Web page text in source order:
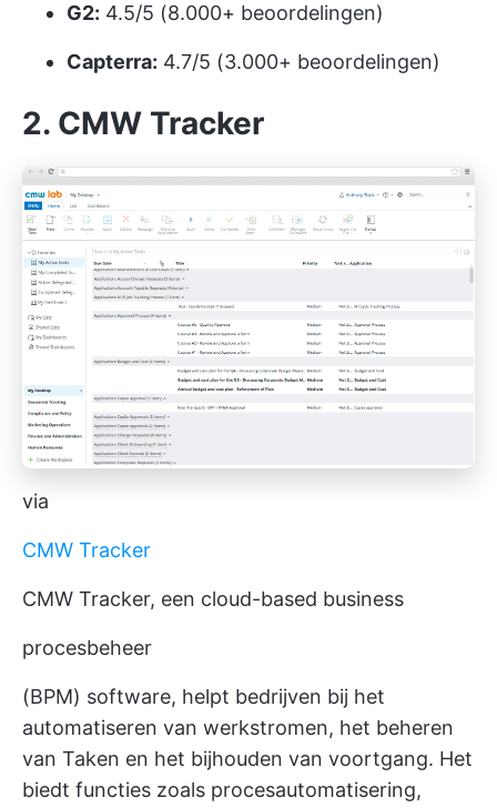
G2: 4.5/5 (8.000+ beoordelingen)
Capterra: 4.7/5 (3.000+ beoordelingen)
2. CMW Tracker
via
CMW Tracker
CMW Tracker, een cloud-based business
procesbeheer
(BPM) software, helpt bedrijven bij het
automatiseren van werkstromen, het beheren
van Taken en het bijhouden van voortgang. Het
biedt functies zoals procesautomatisering,